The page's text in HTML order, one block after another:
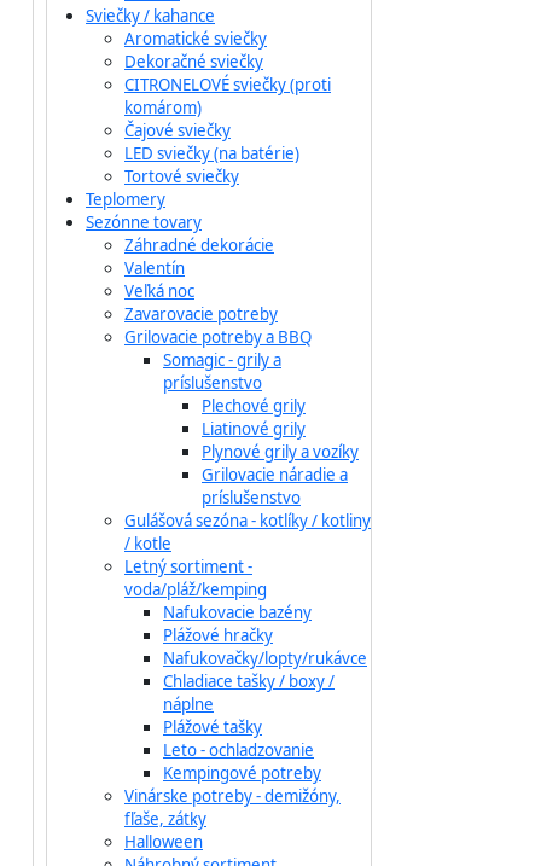
Sviečky / kahance
Aromatické sviečky
Dekoračné sviečky
CITRONELOVÉ sviečky (proti
komárom)
Čajové sviečky
LED sviečky (na batérie)
Tortové sviečky
Teplomery
Sezónne tovary
Záhradné dekorácie
Valentín
Veľká noc
Zavarovacie potreby
Grilovacie potreby a BBQ
Somagic - grily a
príslušenstvo
Plechové grily
Liatinové grily
Plynové grily a vozíky
Grilovacie náradie a
príslušenstvo
Gulášová sezóna - kotlíky / kotliny
/ kotle
Letný sortiment -
voda/pláž/kemping
Nafukovacie bazény
Plážové hračky
Nafukovačky/lopty/rukávce
Chladiace tašky / boxy /
náplne
Plážové tašky
Leto - ochladzovanie
Kempingové potreby
Vinárske potreby - demižóny,
fľaše, zátky
Halloween